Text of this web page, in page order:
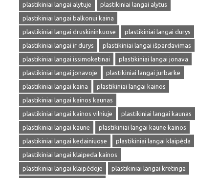
plastikiniai langai alytuje
plastikiniai langai alytus
plastikiniai langai balkonui kaina
plastikiniai langai druskininkuose
plastikiniai langai durys
plastikiniai langai ir durys
plastikiniai langai išpardavimas
plastikiniai langai issimoketinai
plastikiniai langai jonava
plastikiniai langai jonavoje
plastikiniai langai jurbarke
plastikiniai langai kaina
plastikiniai langai kainos
plastikiniai langai kainos kaunas
plastikiniai langai kainos vilniuje
plastikiniai langai kaunas
plastikiniai langai kaune
plastikiniai langai kaune kainos
plastikiniai langai kedainiuose
plastikiniai langai klaipėda
plastikiniai langai klaipeda kainos
plastikiniai langai klaipėdoje
plastikiniai langai kretinga